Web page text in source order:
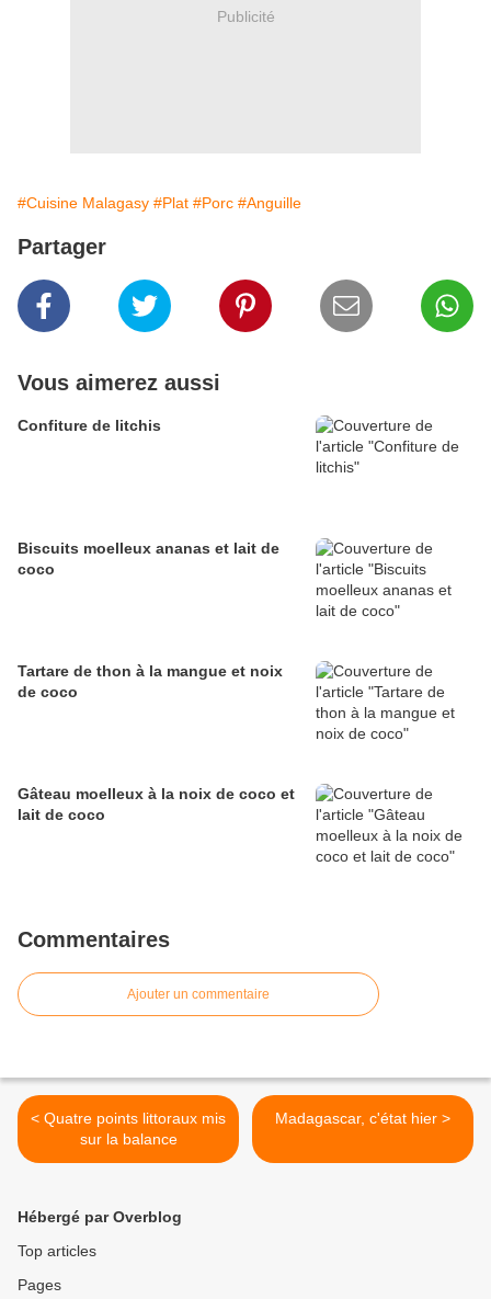
Publicité
#Cuisine Malagasy #Plat #Porc #Anguille
Partager
Vous aimerez aussi
Confiture de litchis
Biscuits moelleux ananas et lait de
coco
Tartare de thon à la mangue et noix
de coco
Gâteau moelleux à la noix de coco et
lait de coco
Commentaires
Ajouter un commentaire
< Quatre points littoraux mis
sur la balance
Madagascar, c'état hier >
Hébergé par Overblog
Top articles
Pages